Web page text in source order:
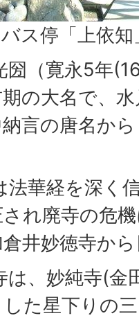
ス停「上依
圀（寛永5年
の大名で、
言の唐名か
法華経を深く
され廃寺の危
井妙徳寺か
は、妙純寺(金
た星下りの